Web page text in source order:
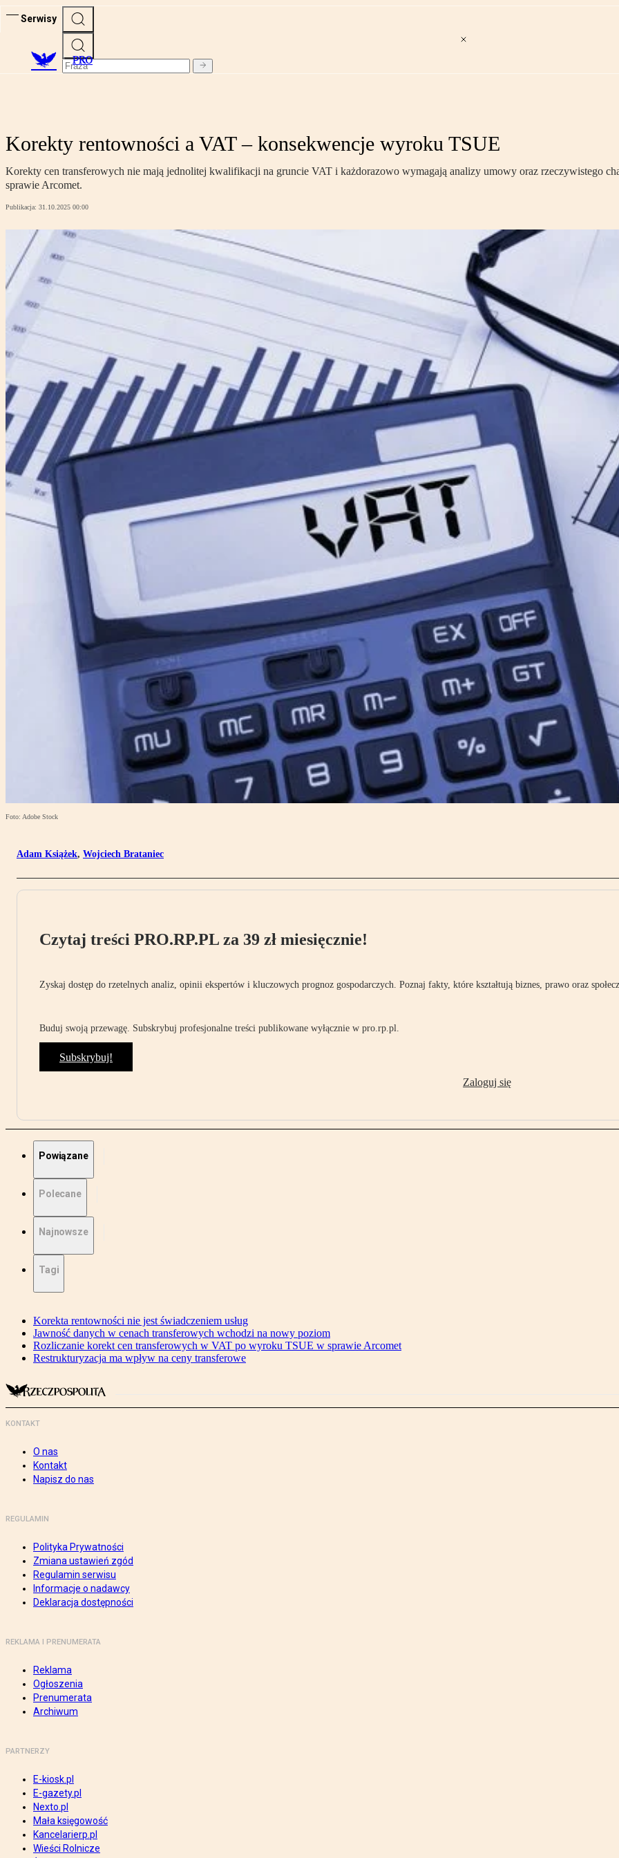
Serwisy
PRO
Korekty rentowności a VAT – konsekwencje wyroku TSUE
Korekty cen transferowych nie mają jednolitej kwalifikacji na gruncie VAT i każdorazowo wymagają analizy umowy oraz rzeczywistego
sprawie Arcomet.
Publikacja: 31.10.2025 00:00
Foto: Adobe Stock
Adam Książek, Wojciech Brataniec
Czytaj treści PRO.RP.PL za 39 zł miesięcznie!
Zyskaj dostęp do rzetelnych analiz, opinii ekspertów i kluczowych prognoz gospodarczych. Poznaj fakty, które kształtują biznes, prawo oraz
Buduj swoją przewagę. Subskrybuj profesjonalne treści publikowane wyłącznie w pro.rp.pl.
Subskrybuj!
Zaloguj się
Powiązane
Polecane
Najnowsze
Tagi
Korekta rentowności nie jest świadczeniem usług
Jawność danych w cenach transferowych wchodzi na nowy poziom
Rozliczanie korekt cen transferowych w VAT po wyroku TSUE w sprawie Arcomet
Restrukturyzacja ma wpływ na ceny transferowe
KONTAKT
O nas
Kontakt
Napisz do nas
REGULAMIN
Polityka Prywatności
Zmiana ustawień zgód
Regulamin serwisu
Informacje o nadawcy
Deklaracja dostępności
REKLAMA I PRENUMERATA
Reklama
Ogłoszenia
Prenumerata
Archiwum
PARTNERZY
E-kiosk.pl
E-gazety.pl
Nexto.pl
Mała księgowość
Kancelarierp.pl
Wieści Rolnicze